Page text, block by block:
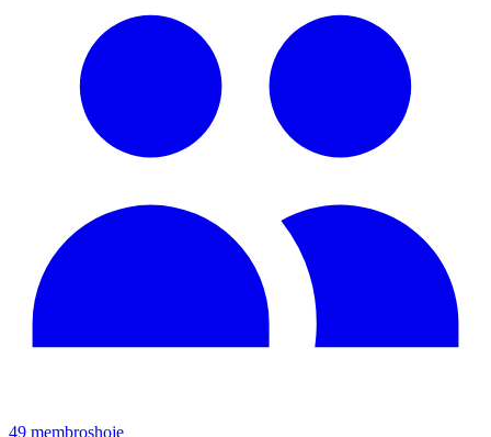
49 membroshoje